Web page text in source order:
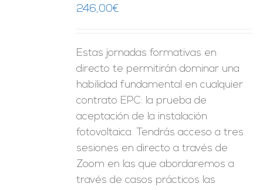
246,00€
Estas jornadas formativas en
directo te permitirán dominar una
habilidad fundamental en cualquier
contrato EPC: la prueba de
aceptación de la instalación
fotovoltaica. Tendrás acceso a tres
sesiones en directo a través de
Zoom en las que abordaremos a
través de casos prácticos las